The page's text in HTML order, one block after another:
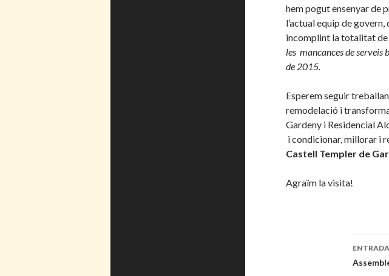
hem pogut ensenyar de
l’actual equip de
incomplint la totalitat de
les mancances de serveis
de 2015.
Esperem seguir
remodelació i
Gardeny i Residencial
i condicionar, millorar i
Castell Templer de
Agraïm la visita!